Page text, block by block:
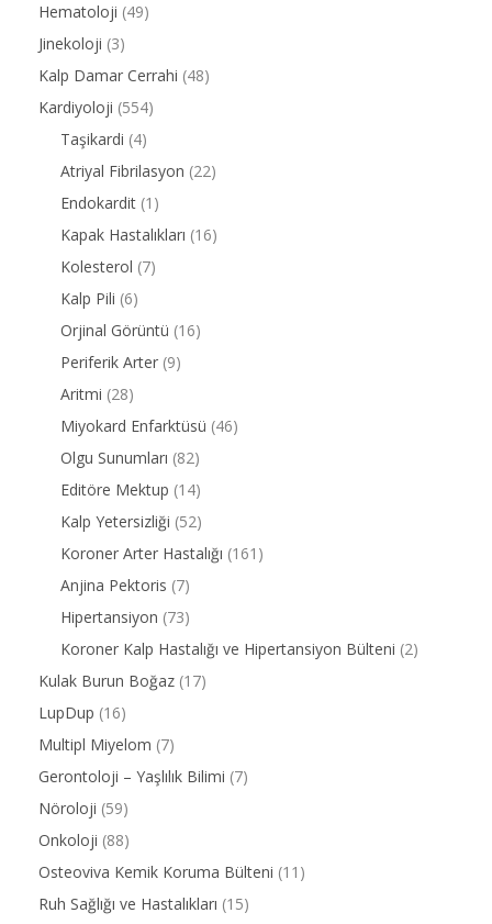
Hematoloji (49)
Jinekoloji (3)
Kalp Damar Cerrahi (48)
Kardiyoloji (554)
Taşikardi (4)
Atriyal Fibrilasyon (22)
Endokardit (1)
Kapak Hastalıkları (16)
Kolesterol (7)
Kalp Pili (6)
Orjinal Görüntü (16)
Periferik Arter (9)
Aritmi (28)
Miyokard Enfarktüsü (46)
Olgu Sunumları (82)
Editöre Mektup (14)
Kalp Yetersizliği (52)
Koroner Arter Hastalığı (161)
Anjina Pektoris (7)
Hipertansiyon (73)
Koroner Kalp Hastalığı ve Hipertansiyon Bülteni (2)
Kulak Burun Boğaz (17)
LupDup (16)
Multipl Miyelom (7)
Gerontoloji – Yaşlılık Bilimi (7)
Nöroloji (59)
Onkoloji (88)
Osteoviva Kemik Koruma Bülteni (11)
Ruh Sağlığı ve Hastalıkları (15)